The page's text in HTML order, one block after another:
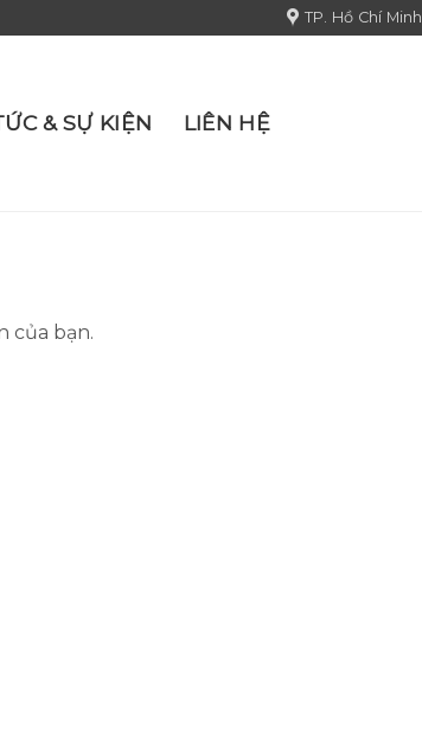
TP. Hồ Chí Minh
& SỰ KIỆN LIÊN HỆ
của bạn.